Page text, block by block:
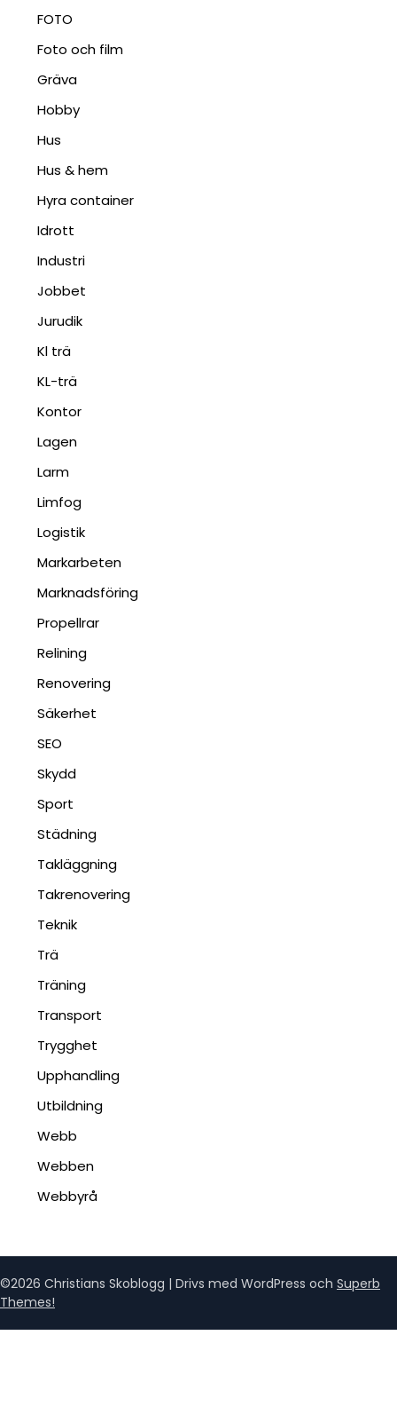
FOTO
Foto och film
Gräva
Hobby
Hus
Hus & hem
Hyra container
Idrott
Industri
Jobbet
Jurudik
Kl trä
KL-trä
Kontor
Lagen
Larm
Limfog
Logistik
Markarbeten
Marknadsföring
Propellrar
Relining
Renovering
Säkerhet
SEO
Skydd
Sport
Städning
Takläggning
Takrenovering
Teknik
Trä
Träning
Transport
Trygghet
Upphandling
Utbildning
Webb
Webben
Webbyrå
©2026 Christians Skoblogg | Drivs med WordPress och Superb
Themes!